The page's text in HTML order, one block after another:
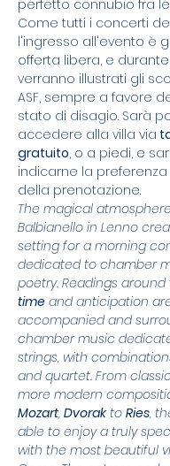
perfetto connubio fra le
Come tutti i concerti
l'ingresso all'evento è
offerta libera, e
verranno illustrati gli
ASF, sempre a favore
stato di disagio. Sarà
accedere alla villa via
gratuito, o a piedi, e
indicarne la
della prenotazione.
The magical
Balbianello in Lenno
setting for a morning
dedicated to chamber
poetry. Readings
time and anticipation
accompanied and
chamber music
strings, with
and quartet. From
more modern
Mozart, Dvorak to Ries,
able to enjoy a truly
with the most beautiful